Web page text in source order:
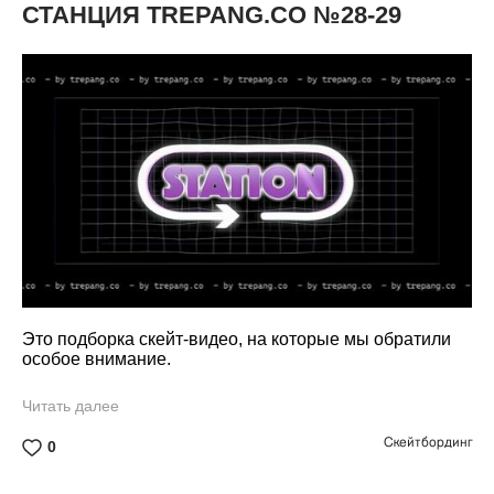
Это подборка скейт-видео, на которые мы обратили
особое внимание.
Читать далее
0 Скейтбординг
СТАНЦИЯ TREPANG.CO №28-29